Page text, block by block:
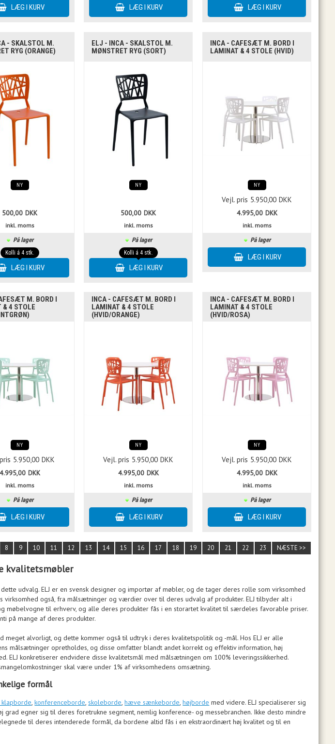
- SKALSTOL M.
RYG (ORANGE)
NY
500,00 DKK
inkl. moms
På lager
Kolli á 4 stk.
ELJ - INCA - SKALSTOL M.
MØNSTRET RYG (SORT)
NY
500,00 DKK
inkl. moms
På lager
Kolli á 4 stk.
INCA - CAFESÆT M. BORD I
LAMINAT & 4 STOLE (HVID)
NY
Vejl. pris 5.950,00 DKK
4.995,00 DKK
inkl. moms
På lager
M. BORD I
& 4 STOLE
NY
5.950,00 DKK
4.995,00 DKK
inkl. moms
På lager
INCA - CAFESÆT M. BORD I
LAMINAT & 4 STOLE
(HVID/ORANGE)
NY
Vejl. pris 5.950,00 DKK
4.995,00 DKK
inkl. moms
På lager
INCA - CAFESÆT M. BORD I
LAMINAT & 4 STOLE
(HVID/ROSA)
NY
Vejl. pris 5.950,00 DKK
4.995,00 DKK
inkl. moms
På lager
8 9 10 11 12 13 14 15 16 17 18 19 20 21 22 23 NÆSTE >>
kvalitetsmøbler
udvalg. ELJ er en svensk designer og importør af møbler, og de tager deres rolle som virksomhed
også, fra målsætninger og værdier over til deres udvalg af produkter. ELJ tilbyder alt i
møbelvogne til erhverv, og alle deres produkter fås i en storartet kvalitet til særdeles favorable priser.
på mange af deres produkter.
meget alvorligt, og dette kommer også til udtryk i deres kvalitetspolitik og -mål. Hos ELJ er alle
målsætninger opretholdes, og disse omfatter blandt andet korrekt og effektiv information, høj
ELJ konkretiserer endvidere disse kvalitetsmål med målsætningen om 100% leveringssikkerhed.
skal være under 1% af virksomhedens omsætning.
formål
,konferenceborde,skoleborde,hæve sænkeborde,højborde med videre. ELJ specialiserer sig
egner sig til deres foretrukne segment, nemlig konference- og messebranchen. Ikke desto mindre
til deres intenderede formål, da bordene altid fås i en ekstraordinært høj kvalitet og til en